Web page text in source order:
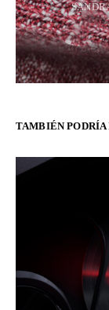
TAMBIÉN PODRÍA